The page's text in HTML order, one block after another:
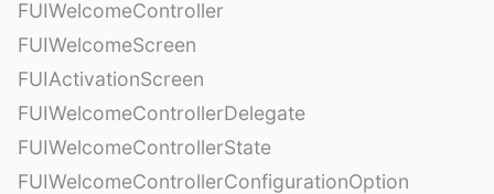
FUIWelcomeController
FUIWelcomeScreen
FUIActivationScreen
FUIWelcomeControllerDelegate
FUIWelcomeControllerState
FUIWelcomeControllerConfigurationOption